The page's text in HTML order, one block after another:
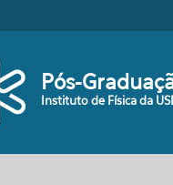
Pós-
Instituto de Física da